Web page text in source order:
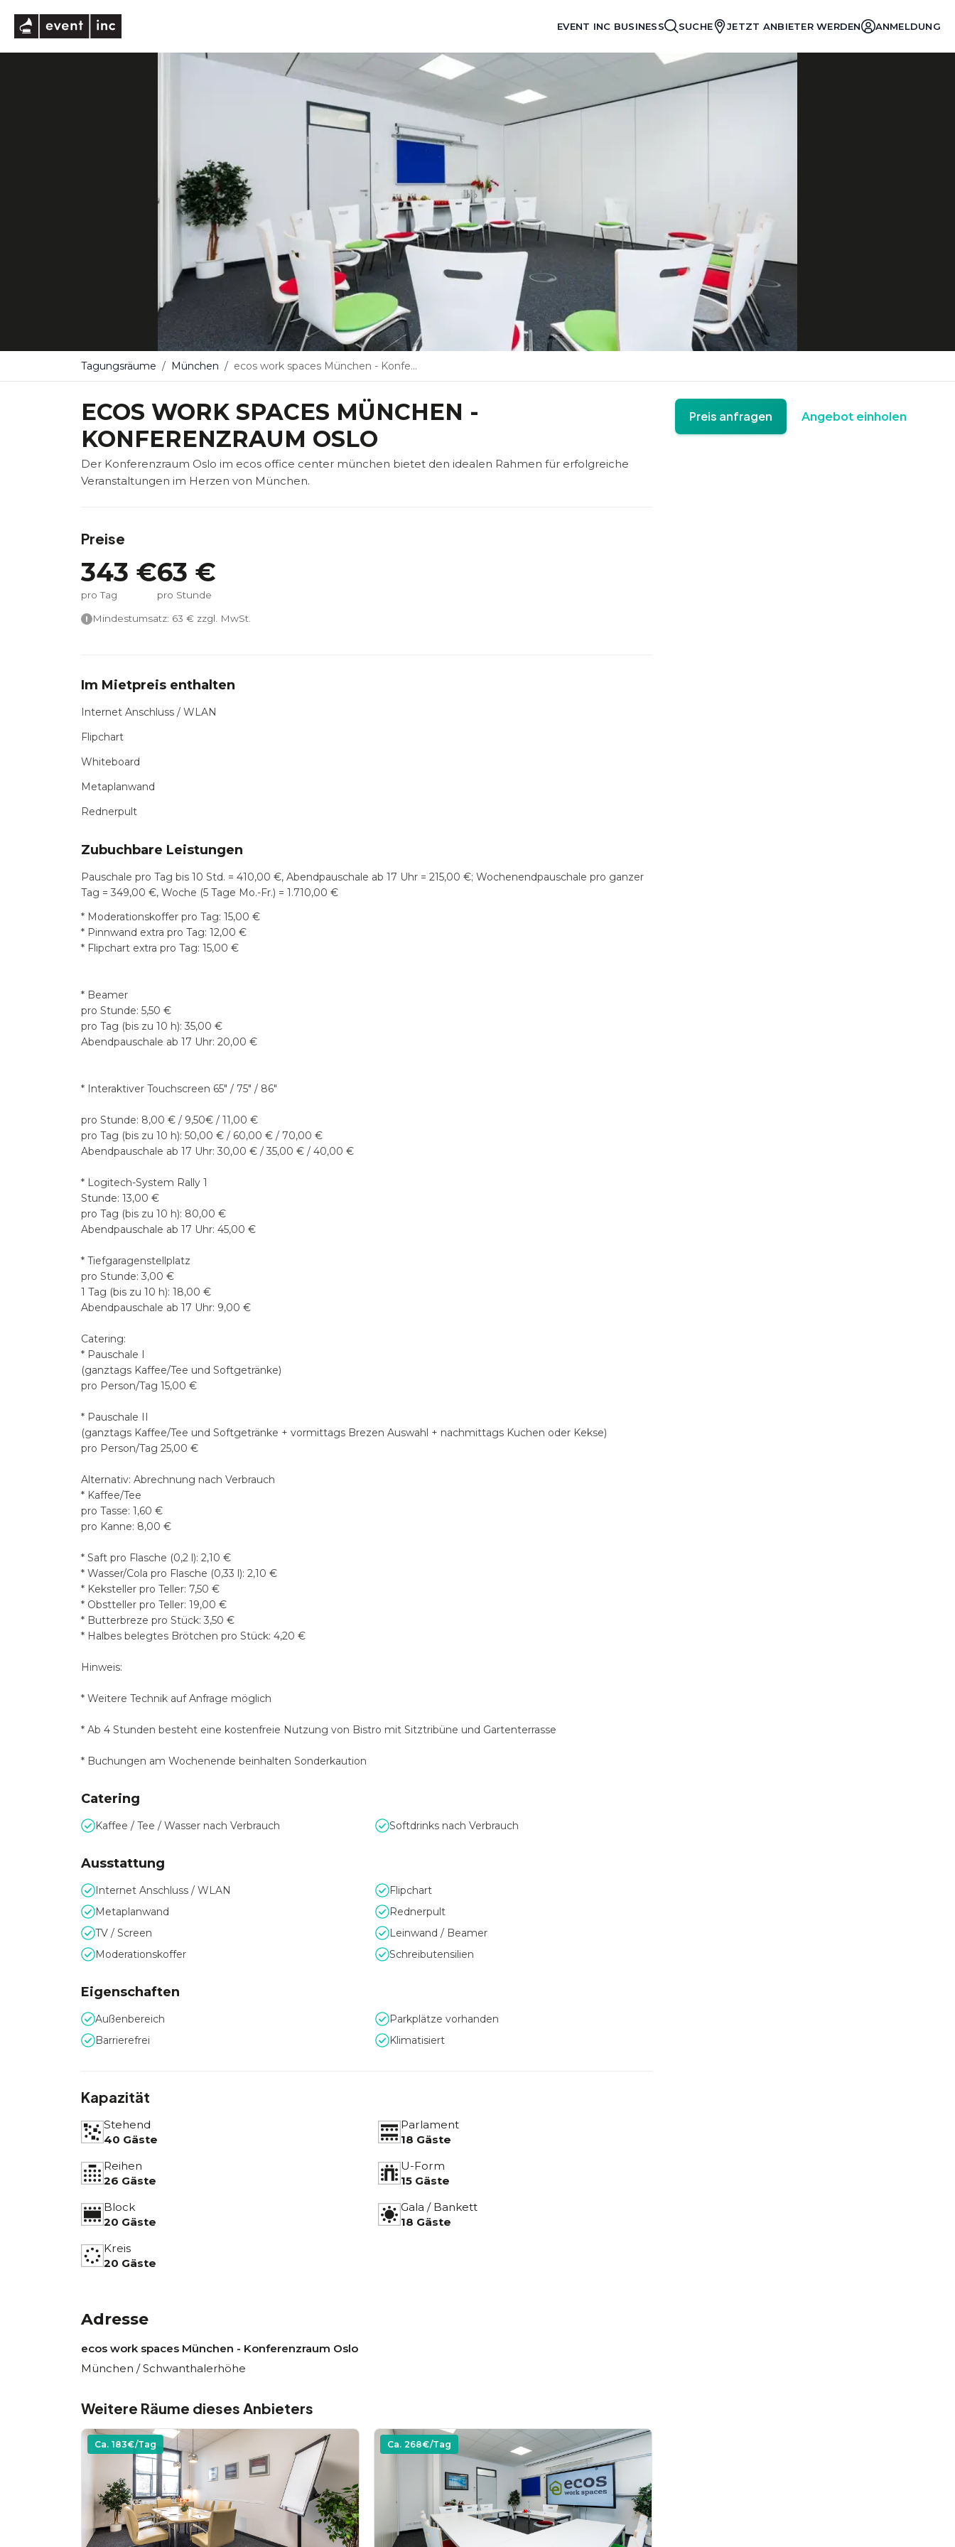
EVENT INC BUSINESS SUCHE JETZT ANBIETER WERDEN ANMELDUNG
Tagungsräume München ecos work spaces München - Konferenzraum Oslo
ECOS WORK SPACES MÜNCHEN -
KONFERENZRAUM OSLO
Der Konferenzraum Oslo im ecos office center münchen bietet den idealen Rahmen für erfolgreiche
Veranstaltungen im Herzen von München.
Preise
343 €
pro Tag
63 €
pro Stunde
Mindestumsatz: 63 € zzgl. MwSt.
Im Mietpreis enthalten
Internet Anschluss / WLAN
Flipchart
Whiteboard
Metaplanwand
Rednerpult
Zubuchbare Leistungen
Pauschale pro Tag bis 10 Std. = 410,00 €, Abendpauschale ab 17 Uhr = 215,00 €; Wochenendpauschale pro ganzer
Tag = 349,00 €, Woche (5 Tage Mo.-Fr.) = 1.710,00 €
* Moderationskoffer pro Tag: 15,00 €
* Pinnwand extra pro Tag: 12,00 €
* Flipchart extra pro Tag: 15,00 €
* Beamer
pro Stunde: 5,50 €
pro Tag (bis zu 10 h): 35,00 €
Abendpauschale ab 17 Uhr: 20,00 €
* Interaktiver Touchscreen 65" / 75" / 86"
pro Stunde: 8,00 € / 9,50€ / 11,00 €
pro Tag (bis zu 10 h): 50,00 € / 60,00 € / 70,00 €
Abendpauschale ab 17 Uhr: 30,00 € / 35,00 € / 40,00 €
* Logitech-System Rally 1
Stunde: 13,00 €
pro Tag (bis zu 10 h): 80,00 €
Abendpauschale ab 17 Uhr: 45,00 €
* Tiefgaragenstellplatz
pro Stunde: 3,00 €
1 Tag (bis zu 10 h): 18,00 €
Abendpauschale ab 17 Uhr: 9,00 €
Catering:
* Pauschale I
(ganztags Kaffee/Tee und Softgetränke)
pro Person/Tag 15,00 €
* Pauschale II
(ganztags Kaffee/Tee und Softgetränke + vormittags Brezen Auswahl + nachmittags Kuchen oder Kekse)
pro Person/Tag 25,00 €
Alternativ: Abrechnung nach Verbrauch
* Kaffee/Tee
pro Tasse: 1,60 €
pro Kanne: 8,00 €
* Saft pro Flasche (0,2 l): 2,10 €
* Wasser/Cola pro Flasche (0,33 l): 2,10 €
* Keksteller pro Teller: 7,50 €
* Obstteller pro Teller: 19,00 €
* Butterbreze pro Stück: 3,50 €
* Halbes belegtes Brötchen pro Stück: 4,20 €
Hinweis:
* Weitere Technik auf Anfrage möglich
* Ab 4 Stunden besteht eine kostenfreie Nutzung von Bistro mit Sitztribüne und Gartenterrasse
* Buchungen am Wochenende beinhalten Sonderkaution
Catering
Kaffee / Tee / Wasser nach Verbrauch Softdrinks nach Verbrauch
Ausstattung
Internet Anschluss / WLAN
Flipchart
Metaplanwand
Rednerpult
TV / Screen
Leinwand / Beamer
Moderationskoffer
Schreibutensilien
Eigenschaften
Außenbereich
Parkplätze vorhanden
Barrierefrei
Klimatisiert
Kapazität
Stehend
40 Gäste
Parlament
18 Gäste
Reihen
26 Gäste
U-Form
15 Gäste
Block
20 Gäste
Gala / Bankett
18 Gäste
Kreis
20 Gäste
Adresse
ecos work spaces München - Konferenzraum Oslo
München / Schwanthalerhöhe
Weitere Räume dieses Anbieters
Ca. 183€/Tag Ca. 268€/Tag
Preis anfragen Angebot einholen